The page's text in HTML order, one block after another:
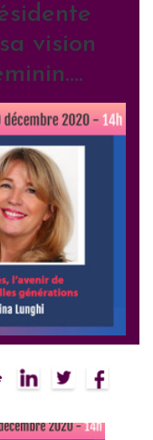
vision